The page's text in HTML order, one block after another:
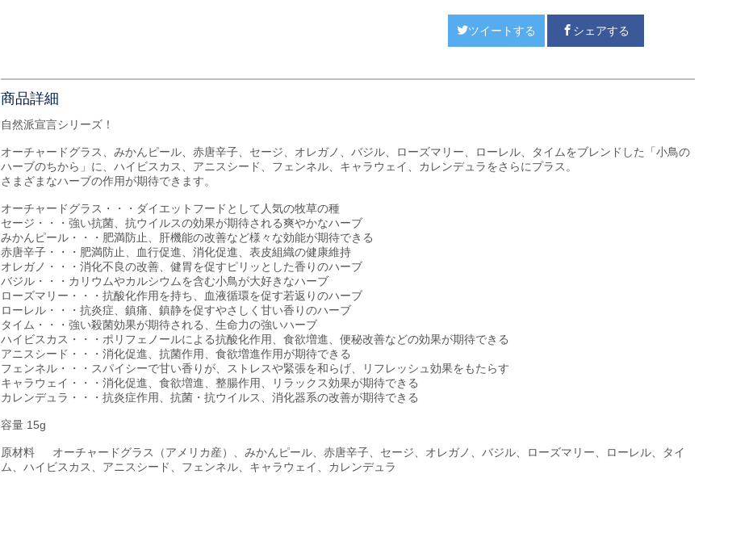
ツイートする シェアする
商品詳細
自然派宣言シリーズ！
オーチャードグラス、みかんピール、赤唐辛子、セージ、オレガノ、バジル、ローズマリー、ローレル、タイムをブレンドした「小鳥の
ハーブのちから」に、ハイビスカス、アニスシード、フェンネル、キャラウェイ、カレンデュラをさらにプラス。
さまざまなハーブの作用が期待できます。
オーチャードグラス・・・ダイエットフードとして人気の牧草の種
セージ・・・強い抗菌、抗ウイルスの効果が期待される爽やかなハーブ
みかんピール・・・肥満防止、肝機能の改善など様々な効能が期待できる
赤唐辛子・・・肥満防止、血行促進、消化促進、表皮組織の健康維持
オレガノ・・・消化不良の改善、健胃を促すピリッとした香りのハーブ
バジル・・・カリウムやカルシウムを含む小鳥が大好きなハーブ
ローズマリー・・・抗酸化作用を持ち、血液循環を促す若返りのハーブ
ローレル・・・抗炎症、鎮痛、鎮静を促すやさしく甘い香りのハーブ
タイム・・・強い殺菌効果が期待される、生命力の強いハーブ
ハイビスカス・・・ポリフェノールによる抗酸化作用、食欲増進、便秘改善などの効果が期待できる
アニスシード・・・消化促進、抗菌作用、食欲増進作用が期待できる
フェンネル・・・スパイシーで甘い香りが、ストレスや緊張を和らげ、リフレッシュ効果をもたらす
キャラウェイ・・・消化促進、食欲増進、整腸作用、リラックス効果が期待できる
カレンデュラ・・・抗炎症作用、抗菌・抗ウイルス、消化器系の改善が期待できる
容量 15g
原材料
オーチャードグラス（アメリカ産）、みかんピール、赤唐辛子、セージ、オレガノ、バジル、ローズマリー、ローレル、タイ
ム、ハイビスカス、アニスシード、フェンネル、キャラウェイ、カレンデュラ